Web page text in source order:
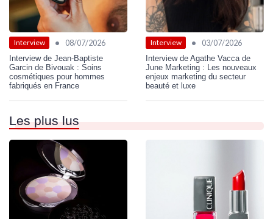
Interview • 08/07/2026
Interview de Jean-Baptiste
Garcin de Bivouak : Soins
cosmétiques pour hommes
fabriqués en France
Interview • 03/07/2026
Interview de Agathe Vacca de
June Marketing : Les nouveaux
enjeux marketing du secteur
beauté et luxe
Les plus lus